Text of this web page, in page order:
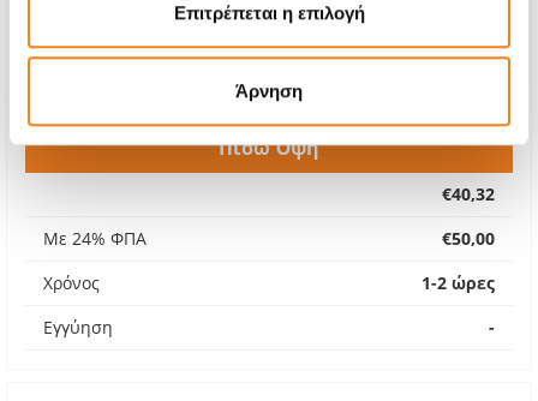
Επιτρέπεται η επιλογή
Άρνηση
Πίσω Όψη
€40,32
Με 24% ΦΠΑ
€50,00
Χρόνος
1-2 ώρες
Εγγύηση
-